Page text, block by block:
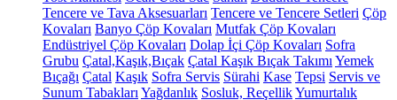
Tencere ve Tava Aksesuarları Tencere ve Tencere Setleri Çöp
Kovaları Banyo Çöp Kovaları Mutfak Çöp Kovaları
Endüstriyel Çöp Kovaları Dolap İçi Çöp Kovaları Sofra
Grubu Çatal,Kaşık,Bıçak Çatal Kaşık Bıçak Takımı Yemek
Bıçağı Çatal Kaşık Sofra Servis Sürahi Kase Tepsi Servis ve
Sunum Tabakları Yağdanlık Sosluk, ReçellikYumurtalık